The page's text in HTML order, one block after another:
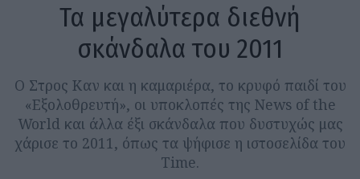
Τα μεγαλύτερα διεθνή
σκάνδαλα του 2011
Ο Στρος Καν και η καμαριέρα, το κρυφό παιδί του
«Εξολοθρευτή», οι υποκλοπές της News of the
World και άλλα έξι σκάνδαλα που δυστυχώς μας
χάρισε το 2011, όπως τα ψήφισε η ιστοσελίδα του
Time.